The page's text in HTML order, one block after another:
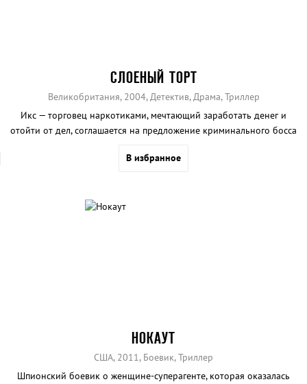
СЛОЕНЫЙ ТОРТ
Великобритания, 2004, Детектив, Драма, Триллер
Икс — торговец наркотиками, мечтающий заработать денег и
отойти от дел, соглашается на предложение криминального босса
В избранное
НОКАУТ
США, 2011, Боевик, Триллер
Шпионский боевик о женщине-суперагенте, которая оказалась